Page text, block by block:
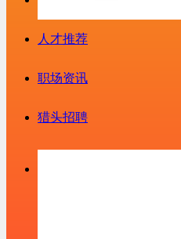
人才推荐
职场资讯
猎头招聘